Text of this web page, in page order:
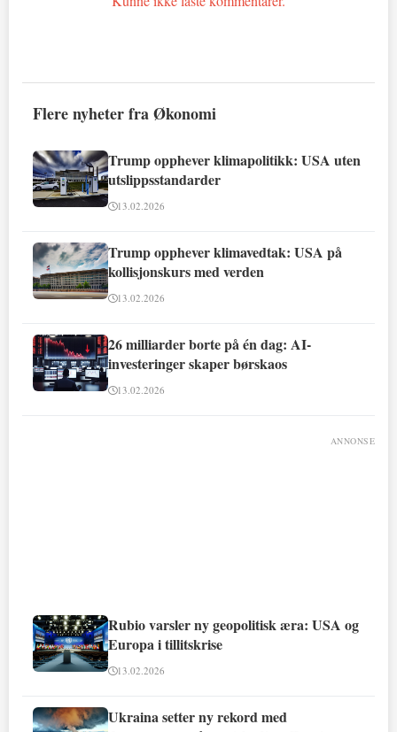
Flere nyheter fra Økonomi
Trump opphever klimapolitikk: USA uten
utslippsstandarder
13.02.2026
Trump opphever klimavedtak: USA på
kollisjonskurs med verden
13.02.2026
26 milliarder borte på én dag: AI-
investeringer skaper børskaos
13.02.2026
ANNONSE
Rubio varsler ny geopolitisk æra: USA og
Europa i tillitskrise
13.02.2026
Ukraina setter ny rekord med